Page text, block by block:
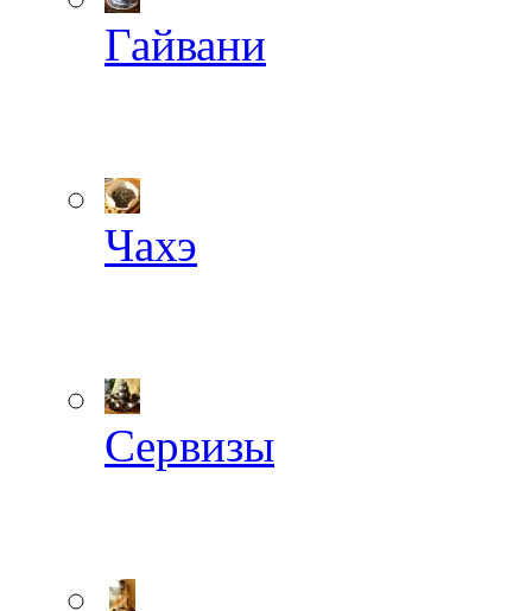
Гайвани
Чахэ
Сервизы